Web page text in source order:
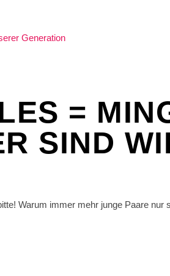
=
SIND
Warum immer mehr junge Paare nur